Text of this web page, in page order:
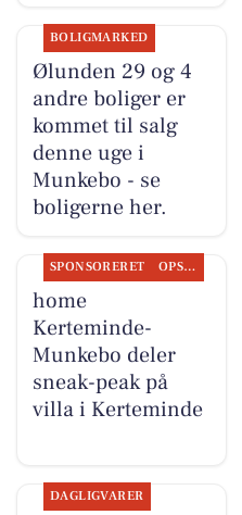
BOLIGMARKED
Ølunden 29 og 4
andre boliger er
kommet til salg
denne uge i
Munkebo - se
boligerne her.
SPONSORERET OPSLAGSTAVLEN
home
Kerteminde-
Munkebo deler
sneak-peak på
villa i Kerteminde
DAGLIGVARER